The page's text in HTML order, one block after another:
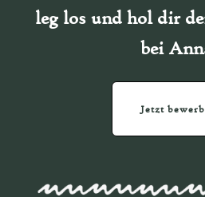
leg los und hol dir
bei
Jetzt